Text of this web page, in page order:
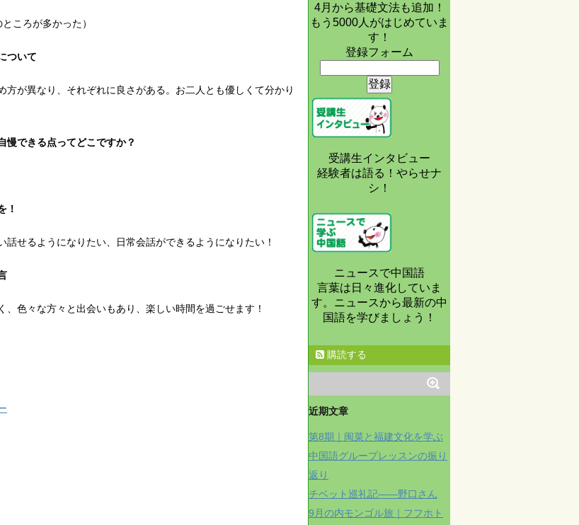
ころが多かった）
ついて
方が異なり、それぞれに良さがある。お二人とも優しくて分かり
慢できる点ってどこですか？
！
話せるようになりたい、日常会話ができるようになりたい！
、色々な方々と出会いもあり、楽しい時間を過ごせます！
4月から基礎文法も追加！
もう5000人がはじめていま
す！
登録フォーム
受講生インタビュー
経験者は語る！やらせナ
シ！
ニュースで中国語
言葉は日々進化していま
す。ニュースから最新の中
国語を学びましょう！
購読する
近期文章
第8期｜闽菜と福建文化を学ぶ
中国語グループレッスンの振り
返り
チベット巡礼記——野口さん
9月の内モンゴル旅｜フフホト